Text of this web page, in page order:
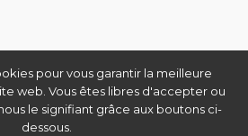
pour vous garantir la meilleure
web. Vous êtes libres d'accepter ou
le signifiant grâce aux boutons ci-
dessous.